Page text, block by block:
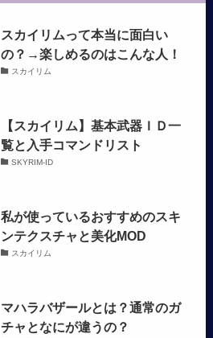
スカイリムって本当に面白い
の？→楽しめるのはこんな人！
スカイリム
【スカイリム】基本武器ＩＤ一
覧と入手コマンドリスト
SKYRIM-ID
私が使っているおすすめのスキ
ンテクスチャと美化MOD
スカイリム
マハラバザールとは？通常のガ
チャとなにが違うの？